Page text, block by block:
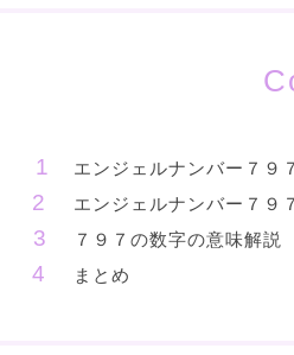
エンジェルナンバー７９
エンジェルナンバー７９
７９７の数字の意味解説
まとめ